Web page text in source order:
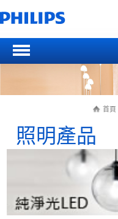
首頁
照明產品